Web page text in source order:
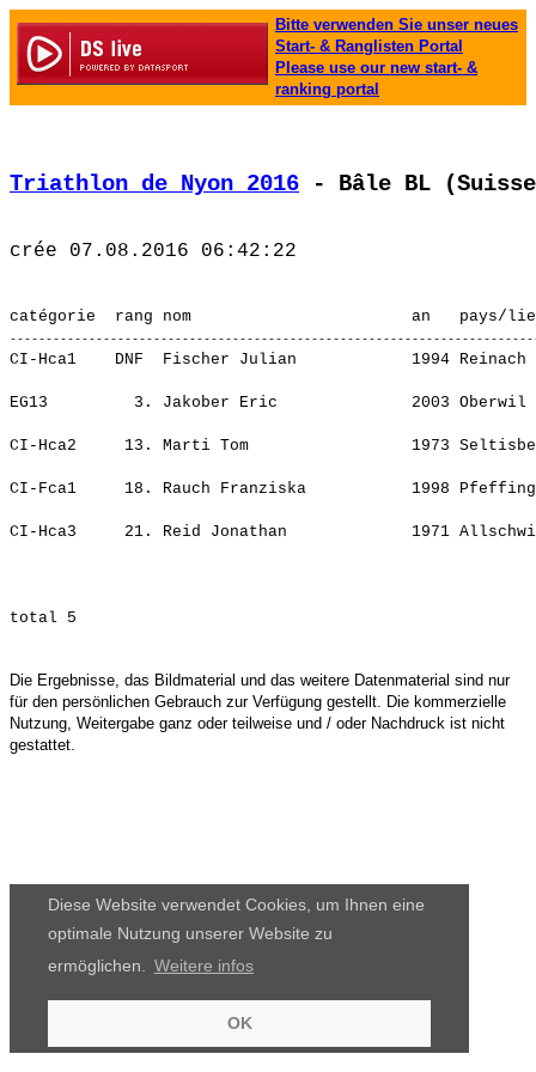
Diese Website verwendet Cookies, um Ihnen eine
optimale Nutzung unserer Website zu
ermöglichen.
Weitere infos
OK
Bitte verwenden Sie unser neues
Start- & Ranglisten Portal
Please use our new start- &
ranking portal
Triathlon de Nyon 2016 - Bâle BL
CI-Hca1    DNF  Fischer Julian            1994
EG13         3. Jakober Eric              2003
CI-Hca2     13. Marti Tom                 1973
CI-Fca1     18. Rauch Franziska           1998
CI-Hca3     21. Reid Jonathan             1971
Die Ergebnisse, das Bildmaterial und das weitere Datenmaterial sind nur
für den persönlichen Gebrauch zur Verfügung gestellt. Die kommerzielle
Nutzung, Weitergabe ganz oder teilweise und / oder Nachdruck ist nicht
gestattet.